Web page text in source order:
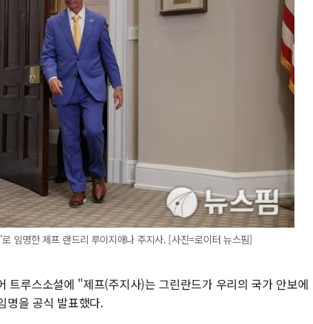
임명한 제프 랜드리 루이지애나 주지사. [사진=로이터 뉴스핌]
트루스소셜에 "제프(주지사)는 그린란드가 우리의 국가 안보에
명을 공식 발표했다.